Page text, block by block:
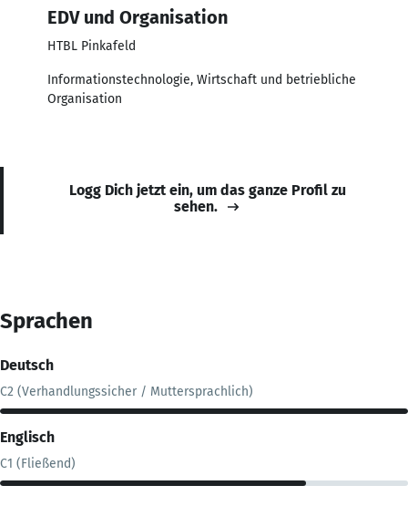
EDV und Organisation
HTBL Pinkafeld
Informationstechnologie, Wirtschaft und betriebliche
Organisation
Logg Dich jetzt ein, um das ganze Profil zu
sehen.
Sprachen
Deutsch
C2 (Verhandlungssicher / Muttersprachlich)
Englisch
C1 (Fließend)